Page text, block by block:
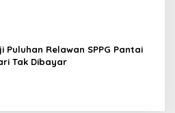
Puluhan Relawan SPPG Pantai
Tak Dibayar